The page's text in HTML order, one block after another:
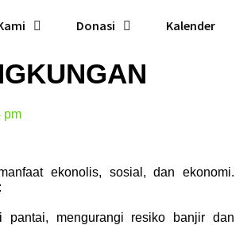
Donasi Kalender
pm
ekonolis, sosial, dan ekonomi.
pantai, mengurangi resiko banjir dan